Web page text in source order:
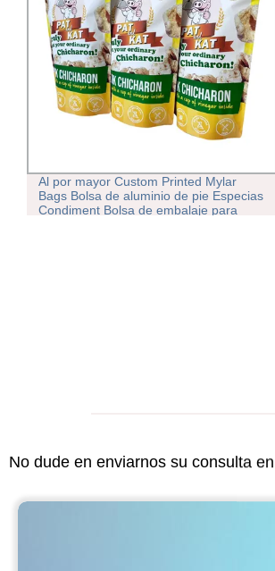
Al por mayor Custom Printed Mylar
Bags Bolsa de aluminio de pie Especias
Condiment Bolsa de embalaje para
No dude en enviarnos su consulta